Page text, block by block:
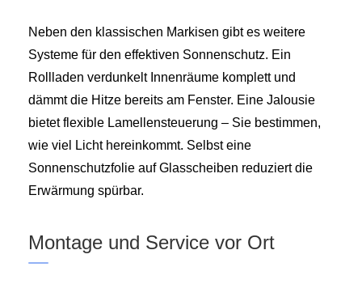
Neben den klassischen Markisen gibt es weitere
Systeme für den effektiven Sonnenschutz. Ein
Rollladen verdunkelt Innenräume komplett und
dämmt die Hitze bereits am Fenster. Eine Jalousie
bietet flexible Lamellensteuerung – Sie bestimmen,
wie viel Licht hereinkommt. Selbst eine
Sonnenschutzfolie auf Glasscheiben reduziert die
Erwärmung spürbar.
Montage und Service vor Ort